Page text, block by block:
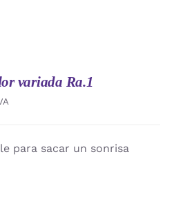
variada Ra.1
para sacar un sonrisa